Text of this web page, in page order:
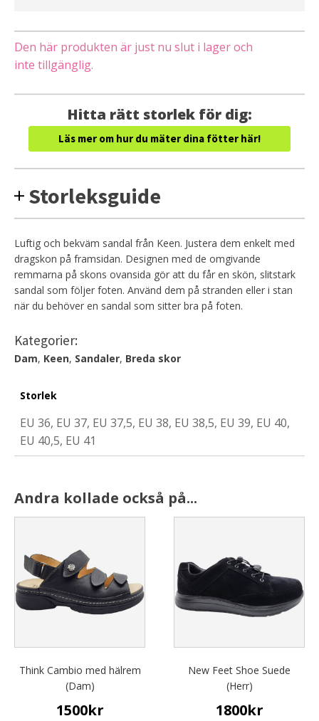
Den här produkten är just nu slut i lager och
inte tillgänglig.
Hitta rätt storlek för dig:
Läs mer om hur du mäter dina fötter här!
Storleksguide
Luftig och bekväm sandal från Keen. Justera dem enkelt med
dragskon på framsidan. Designen med de omgivande
remmarna på skons ovansida gör att du får en skön, slitstark
sandal som följer foten. Använd dem på stranden eller i stan
när du behöver en sandal som sitter bra på foten.
Kategorier:
Dam, Keen, Sandaler, Breda skor
Storlek
EU 36, EU 37, EU 37,5, EU 38, EU 38,5, EU 39, EU 40,
EU 40,5, EU 41
Andra kollade också på...
Think Cambio med hälrem
(Dam)
1500kr
has
multiple
variants.
The
be
chosen
New Feet Shoe Suede
(Herr)
1800kr
multiple
variants.
The
be
chosen